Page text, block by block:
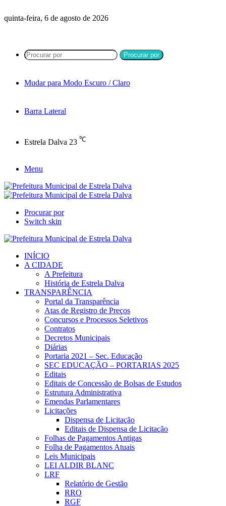
quinta-feira, 6 de agosto de 2026
Procurar por
Mudar para Modo Escuro / Claro
Barra Lateral
Estrela Dalva 23 ℃
Menu
Procurar por
Switch skin
INÍCIO
A CIDADE
A Prefeitura
História de Estrela Dalva
TRANSPARÊNCIA
Portal da Transparência
Atas de Registro de Preços
Concursos e Processos Seletivos
Contratos
Decretos Municipais
Diárias
Portaria 2021 – Sec. Educação
SEC EDUCAÇÃO – PORTARIAS 2025
Editais
Editais de Concessão de Bolsas de Estudos
Estrutura Administrativa
Emendas Parlamentares
Licitações
Dispensa de Licitação
Editais de Dispensa de Licitação
Folhas de Pagamentos Antigas
Folha de Pagamentos Atuais
Leis Municipais
LEI ALDIR BLANC
LRF
Relatório de Gestão
RRO
RGF